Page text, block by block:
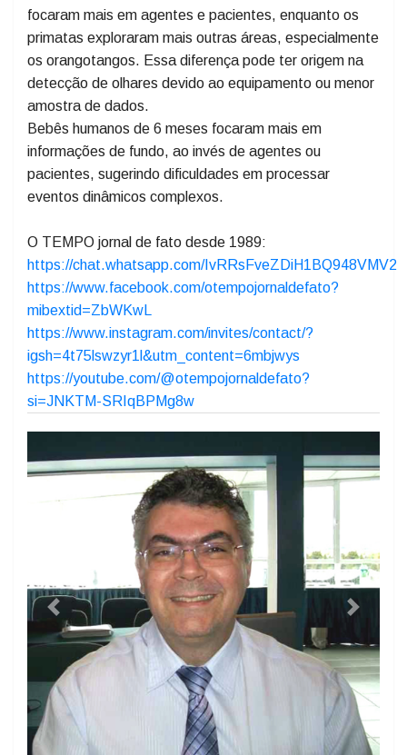
mais fáceis de identificar do que em interações sociais,
sugerindo que a natureza do paciente influencia a
expectativa sobre a agência. Humanos adultos
focaram mais em agentes e pacientes, enquanto os
primatas exploraram mais outras áreas, especialmente
os orangotangos. Essa diferença pode ter origem na
detecção de olhares devido ao equipamento ou menor
amostra de dados.
Bebês humanos de 6 meses focaram mais em
pacientes, sugerindo dificuldades em processar
eventos dinâmicos complexos.
O TEMPO jornal de fato desde 1989:
https://chat.whatsapp.com/IvRRsFveZDiH1BQ948VMV2
https://www.facebook.com/otempojornaldefato?
mibextid=ZbWKwL
https://www.instagram.com/invites/contact/?
si=JNKTM-SRIqBPMg8w
Previous Next